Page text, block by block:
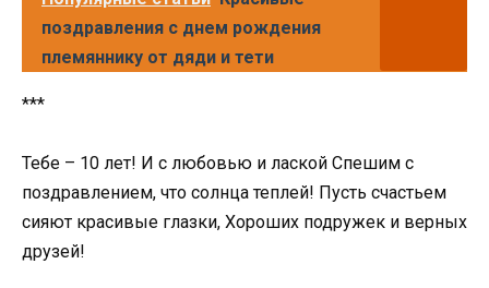
поздравления с днем рождения
племяннику от дяди и тети
***
Тебе – 10 лет! И с любовью и лаской Спешим с
поздравлением, что солнца теплей! Пусть счастьем
сияют красивые глазки, Хороших подружек и верных
друзей!